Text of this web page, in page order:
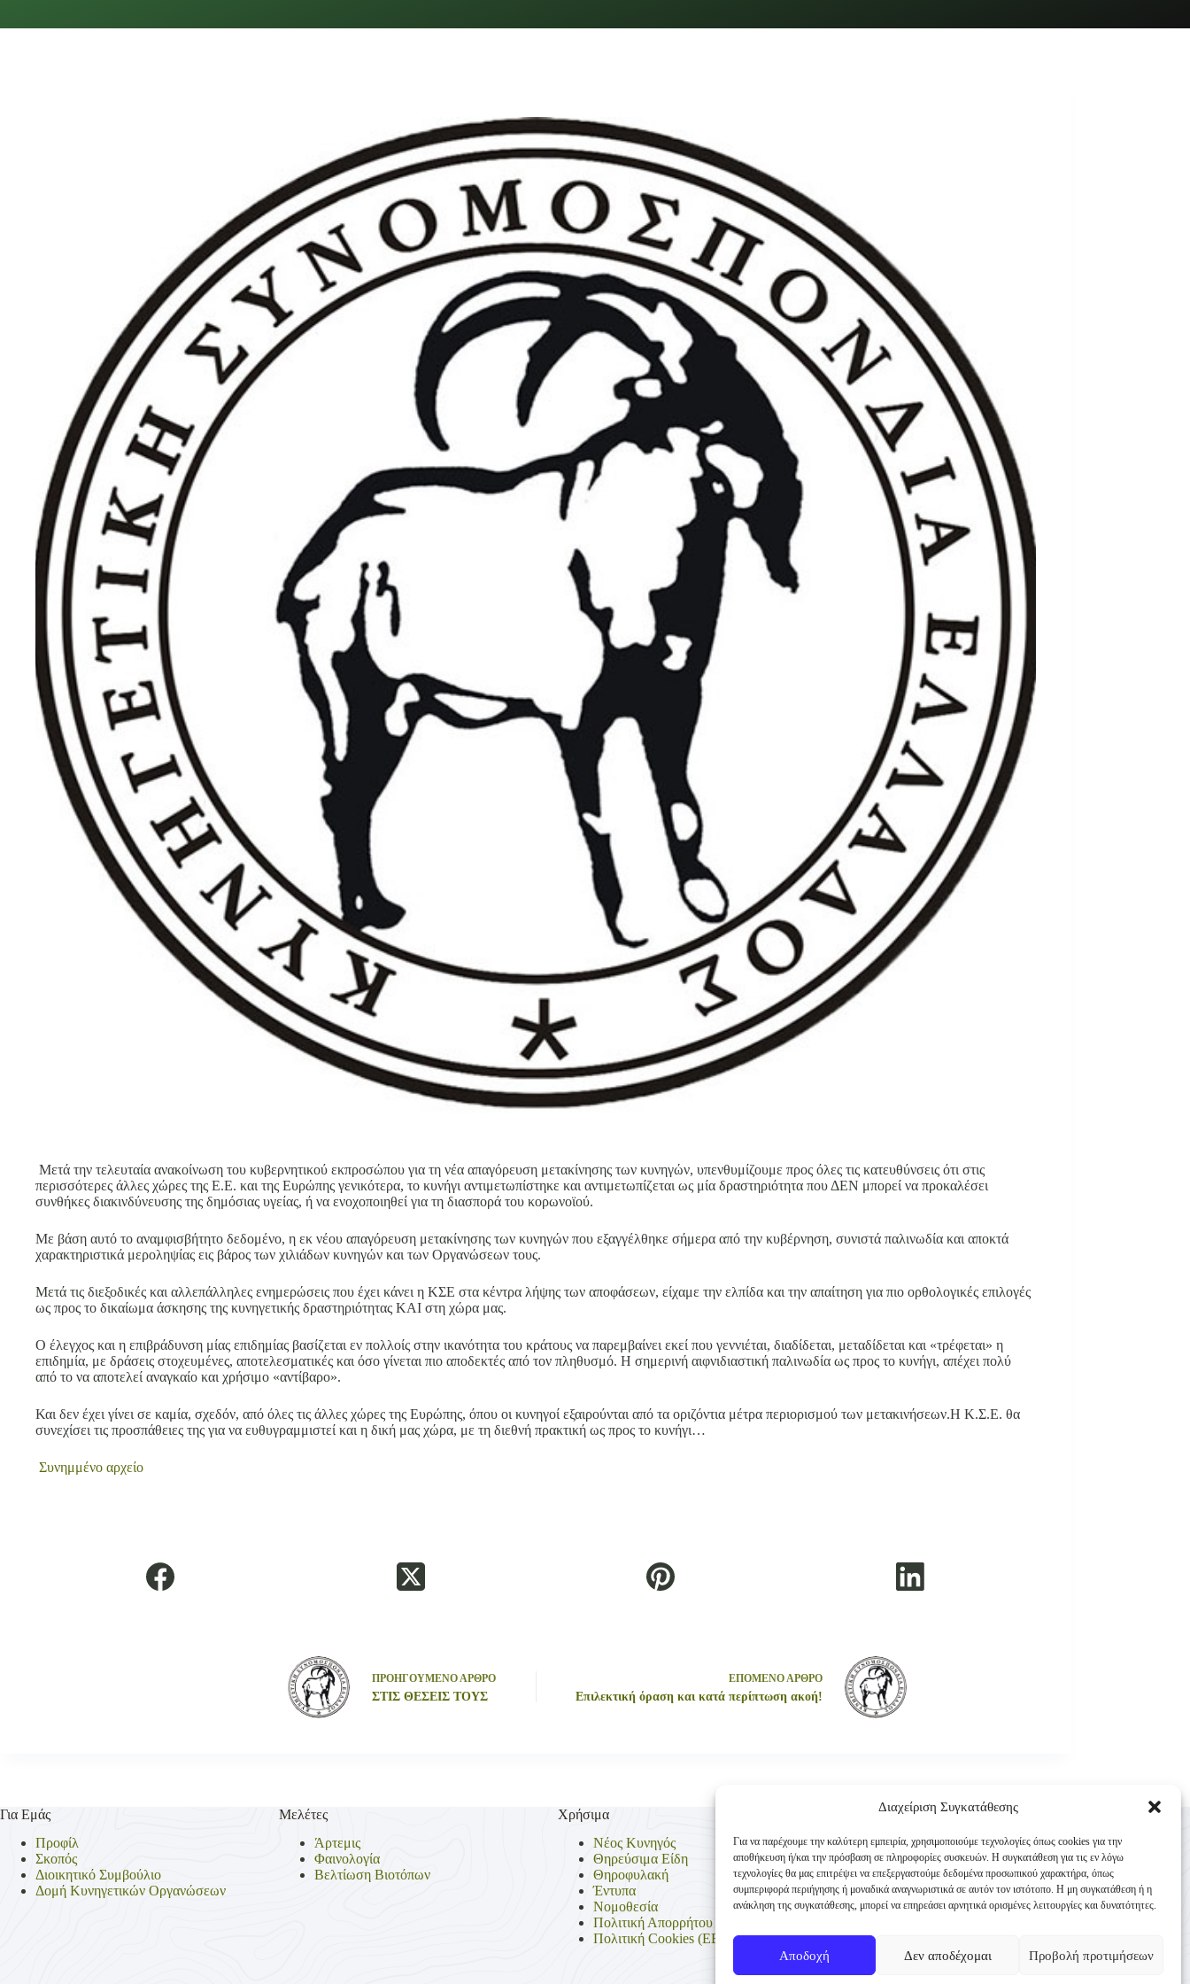
Διαχείριση Συγκατάθεσης
Για να παρέχουμε την καλύτερη εμπειρία, χρησιμοποιούμε τεχνολογίες όπως cookies για την
αποθήκευση ή/και την πρόσβαση σε πληροφορίες συσκευών. Η συγκατάθεση για τις εν λόγω
τεχνολογίες θα μας επιτρέψει να επεξεργαστούμε δεδομένα προσωπικού χαρακτήρα, όπως
συμπεριφορά περιήγησης ή μοναδικά αναγνωριστικά σε αυτόν τον ιστότοπο. Η μη συγκατάθεση ή η
ανάκληση της συγκατάθεσης, μπορεί να επηρεάσει αρνητικά ορισμένες λειτουργίες και δυνατότητες.
Αποδοχή Δεν αποδέχομαι Προβολή προτιμήσεων
Μετά την τελευταία ανακοίνωση του κυβερνητικού εκπροσώπου για τη νέα απαγόρευση μετακίνησης των κυνηγών, υπενθυμίζουμε προς όλες τις κατευθύνσεις ότι στις
περισσότερες άλλες χώρες της Ε.Ε. και της Ευρώπης γενικότερα, το κυνήγι αντιμετωπίστηκε και αντιμετωπίζεται ως μία δραστηριότητα που ΔΕΝ μπορεί να προκαλέσει
συνθήκες διακινδύνευσης της δημόσιας υγείας, ή να ενοχοποιηθεί για τη διασπορά του κορωνοϊού.
Με βάση αυτό το αναμφισβήτητο δεδομένο, η εκ νέου απαγόρευση μετακίνησης των κυνηγών που εξαγγέλθηκε σήμερα από την κυβέρνηση, συνιστά παλινωδία και αποκτά
χαρακτηριστικά μεροληψίας εις βάρος των χιλιάδων κυνηγών και των Οργανώσεων τους.
Μετά τις διεξοδικές και αλλεπάλληλες ενημερώσεις που έχει κάνει η ΚΣΕ στα κέντρα λήψης των αποφάσεων, είχαμε την ελπίδα και την απαίτηση για πιο ορθολογικές επιλογές
ως προς το δικαίωμα άσκησης της κυνηγετικής δραστηριότητας ΚΑΙ στη χώρα μας.
Ο έλεγχος και η επιβράδυνση μίας επιδημίας βασίζεται εν πολλοίς στην ικανότητα του κράτους να παρεμβαίνει εκεί που γεννιέται, διαδίδεται, μεταδίδεται και «τρέφεται» η
επιδημία, με δράσεις στοχευμένες, αποτελεσματικές και όσο γίνεται πιο αποδεκτές από τον πληθυσμό. Η σημερινή αιφνιδιαστική παλινωδία ως προς το κυνήγι, απέχει πολύ
από το να αποτελεί αναγκαίο και χρήσιμο «αντίβαρο».
Και δεν έχει γίνει σε καμία, σχεδόν, από όλες τις άλλες χώρες της Ευρώπης, όπου οι κυνηγοί εξαιρούνται από τα οριζόντια μέτρα περιορισμού των μετακινήσεων.Η Κ.Σ.Ε. θα
συνεχίσει τις προσπάθειες της για να ευθυγραμμιστεί και η δική μας χώρα, με τη διεθνή πρακτική ως προς το κυνήγι…
Συνημμένο αρχείο
ΠΡΟΗΓΟΥΜΕΝΟΑΡΘΡΟ
ΣΤΙΣ ΘΕΣΕΙΣ ΤΟΥΣ
ΕΠΟΜΕΝΟΑΡΘΡΟ
Επιλεκτική όραση και κατά περίπτωση ακοή!
Για Εμάς
Προφίλ
Σκοπός
Διοικητικό Συμβούλιο
Δομή Κυνηγετικών Οργανώσεων
Μελέτες
Άρτεμις
Φαινολογία
Βελτίωση Βιοτόπων
Χρήσιμα
Νέος Κυνηγός
Θηρεύσιμα Είδη
Θηροφυλακή
Έντυπα
Νομοθεσία
Πολιτική Απορρήτου
Πολιτική Cookies (ΕΕ)
Επικοινωνία
Κυνηγετική Συνομοσπονδία Ελλάδος
Παναγή Τσαλδάρη 4
TK 10431 Αθήνα